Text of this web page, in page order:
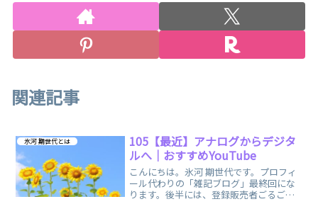
関連記事
氷河 期世代とは
105【最近】アナログからデジタ
ルへ｜おすすめYouTube
こんにちは。氷河 期世代です。プロフィ
ール代わりの「雑記ブログ」最終回にな
ります。後半には、登録販売者ごるごり